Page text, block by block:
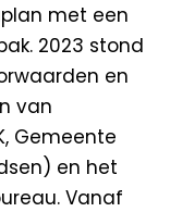
met een
2023 stond
en
van
Gemeente
en het
Vanaf